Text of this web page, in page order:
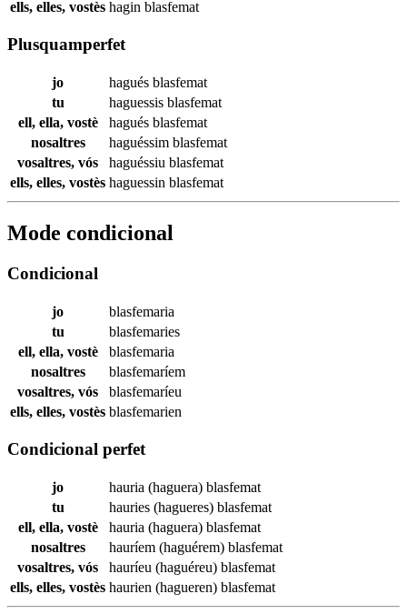
ells, elles, vostès hagin blasfemat
Plusquamperfet
jo hagués blasfemat
tu
haguessis blasfemat
ell, ella, vostè
hagués blasfemat
nosaltres
haguéssim blasfemat
vosaltres, vós
haguéssiu blasfemat
ells, elles, vostès haguessin blasfemat
Mode condicional
Condicional
jo
blasfemaria
tu
blasfemaries
ell, ella, vostè
blasfemaria
nosaltres
blasfemaríem
vosaltres, vós
blasfemaríeu
ells, elles, vostès blasfemarien
Condicional perfet
jo hauria (haguera) blasfemat
tu
hauries (hagueres) blasfemat
ell, ella, vostè
hauria (haguera) blasfemat
nosaltres
hauríem (haguérem) blasfemat
vosaltres, vós
hauríeu (haguéreu) blasfemat
ells, elles, vostès haurien (hagueren) blasfemat